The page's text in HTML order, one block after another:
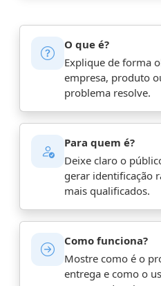
O que é?
Explique de forma
empresa, produto
problema resolve.
Para quem é?
Deixe claro o
gerar identificação
mais qualificados.
Como funciona?
Mostre como é o
entrega e como o